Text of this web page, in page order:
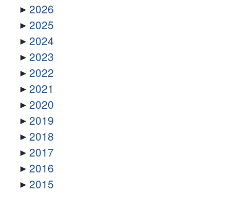
2026
2025
2024
2023
2022
2021
2020
2019
2018
2017
2016
2015